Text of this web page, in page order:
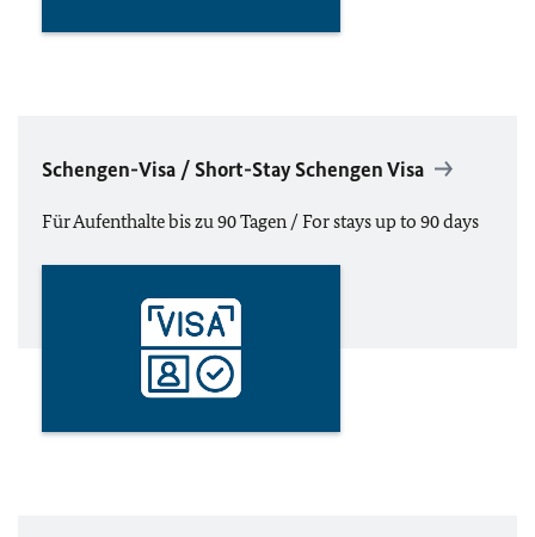
Schengen-Visa / Short-Stay Schengen Visa
Für Aufenthalte bis zu 90 Tagen / For stays up to 90 days